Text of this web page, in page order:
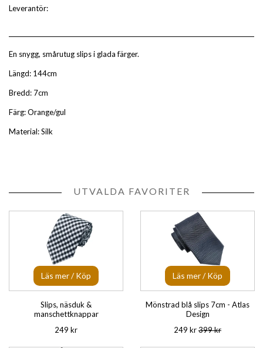
Leverantör:
En snygg, smårutug slips i glada färger.
Längd: 144cm
Bredd: 7cm
Färg:Orange/gul
Material: Silk
UTVALDA FAVORITER
Läs mer / Köp
Slips, näsduk &
manschettknappar
249 kr
Läs mer / Köp
Mönstrad blå slips 7cm - Atlas
Design
249 kr399 kr